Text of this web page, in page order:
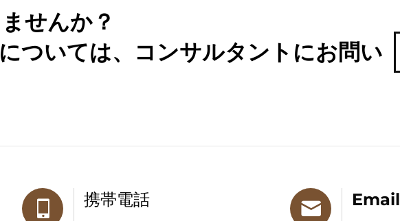
せんか？
ついては、コンサルタントにお問い
携帯電話 Email